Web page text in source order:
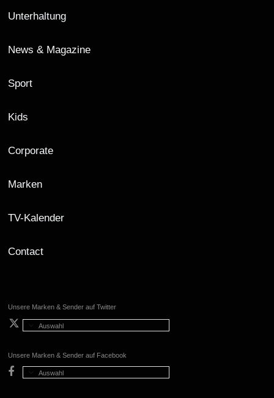
Unterhaltung
News & Magazine
Sport
Kids
Corporate
Marken
TV-Kalender
Contact
Unsere Marken & Sender auf Twitter
Auswahl
Unsere Marken & Sender auf Facebook
Auswahl